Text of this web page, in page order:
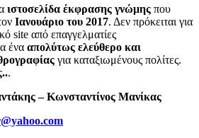
ιστοσελίδα έκφρασης γνώμης που
Ιανουάριο του 2017. Δεν πρόκειται για
site από επαγγελματίες
ένα απολύτως ελεύθερο και
για καταξιωμένους πολίτες.
.
– Κωνσταντίνος Μανίκας